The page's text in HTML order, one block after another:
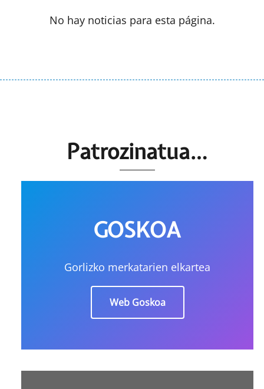
No hay noticias para esta página.
Patrozinatua…
GOSKOA
Gorlizko merkatarien elkartea
Web Goskoa